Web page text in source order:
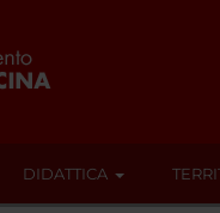
DIDATTICA